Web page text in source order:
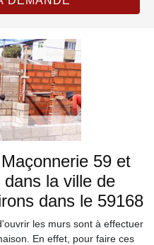
59 et
la ville de
dans le 59168
les murs sont à effectuer
En effet, pour faire ces